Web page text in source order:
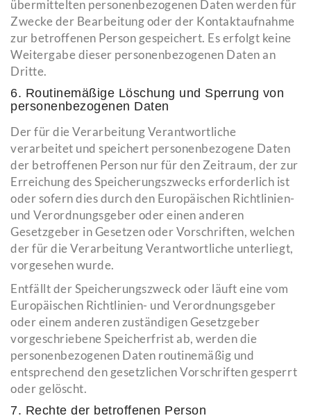
übermittelten personenbezogenen Daten werden für
Zwecke der Bearbeitung oder der Kontaktaufnahme
zur betroffenen Person gespeichert. Es erfolgt keine
Weitergabe dieser personenbezogenen Daten an
Dritte.
6. Routinemäßige Löschung und Sperrung von
personenbezogenen Daten
Der für die Verarbeitung Verantwortliche
verarbeitet und speichert personenbezogene Daten
der betroffenen Person nur für den Zeitraum, der zur
Erreichung des Speicherungszwecks erforderlich ist
oder sofern dies durch den Europäischen Richtlinien-
und Verordnungsgeber oder einen anderen
Gesetzgeber in Gesetzen oder Vorschriften, welchen
der für die Verarbeitung Verantwortliche unterliegt,
vorgesehen wurde.
Entfällt der Speicherungszweck oder läuft eine vom
Europäischen Richtlinien- und Verordnungsgeber
oder einem anderen zuständigen Gesetzgeber
vorgeschriebene Speicherfrist ab, werden die
personenbezogenen Daten routinemäßig und
entsprechend den gesetzlichen Vorschriften gesperrt
oder gelöscht.
7. Rechte der betroffenen Person